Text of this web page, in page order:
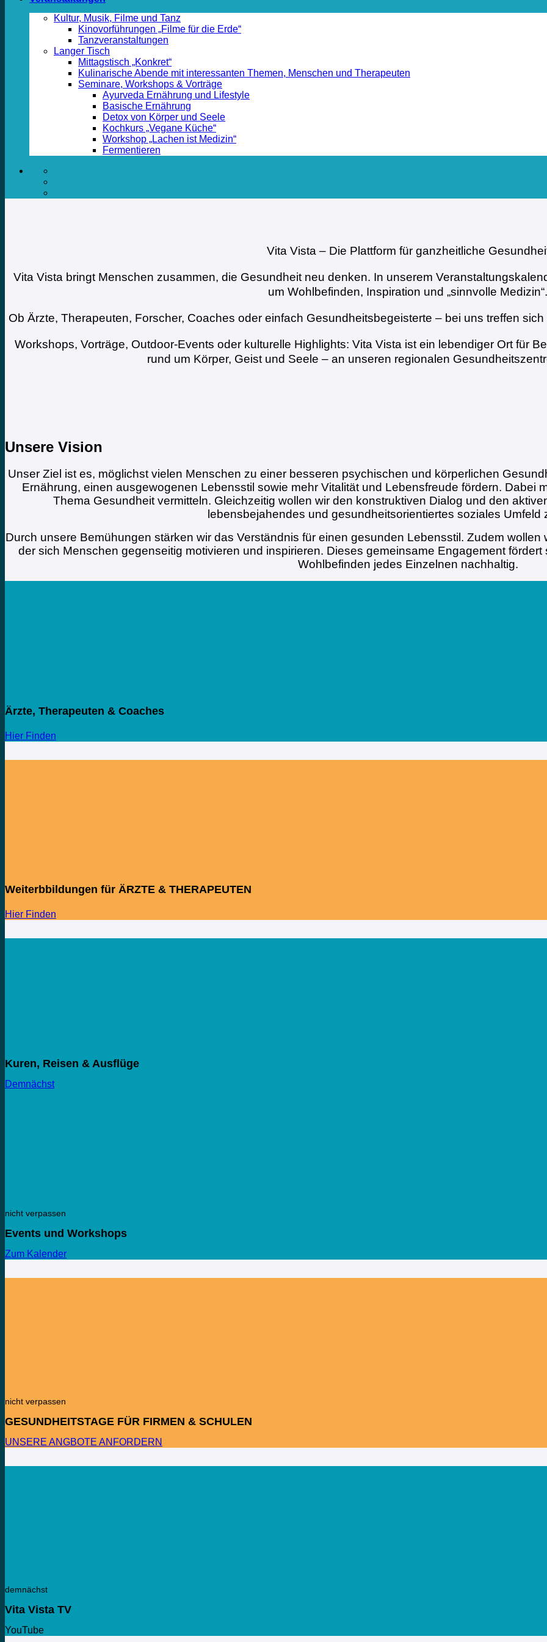
Kultur, Musik, Filme und Tanz
Kinovorführungen „Filme für die Erde“
Tanzveranstaltungen
Langer Tisch
Mittagstisch „Konkret“
Kulinarische Abende mit interessanten Themen, Menschen und Therapeuten
Seminare, Workshops & Vorträge
Ayurveda Ernährung und Lifestyle
Basische Ernährung
Detox von Körper und Seele
Kochkurs „Vegane Küche“
Workshop „Lachen ist Medizin“
Fermentieren
Vita Vista – Die Plattform für ganzheitliche
Vita Vista bringt Menschen zusammen, die Gesundheit neu denken. In unserem
um Wohlbefinden, Inspiration und „sinnvolle Medizin“.
Ob Ärzte, Therapeuten, Forscher, Coaches oder einfach Gesundheitsbegeisterte – bei uns treffen
Workshops, Vorträge, Outdoor-Events oder kulturelle Highlights: Vita Vista ist ein lebendiger Ort für
rund um Körper, Geist und Seele – an unseren regionalen
Unsere Vision
Unser Ziel ist es, möglichst vielen Menschen zu einer besseren psychischen und körperlichen
Ernährung, einen ausgewogenen Lebensstil sowie mehr Vitalität und Lebensfreude fördern. Dabei
Thema Gesundheit vermitteln. Gleichzeitig wollen wir den konstruktiven Dialog und den
lebensbejahendes und gesundheitsorientiertes soziales Umfeld
Durch unsere Bemühungen stärken wir das Verständnis für einen gesunden Lebensstil. Zudem
der sich Menschen gegenseitig motivieren und inspirieren. Dieses gemeinsame Engagement
Wohlbefinden jedes Einzelnen nachhaltig.
Ärzte, Therapeuten & Coaches
Hier Finden
Weiterbbildungen für ÄRZTE & THERAPEUTEN
Hier Finden
Kuren, Reisen & Ausflüge
Demnächst
nicht verpassen
Events und Workshops
Zum Kalender
nicht verpassen
GESUNDHEITSTAGE FÜR FIRMEN & SCHULEN
UNSERE ANGBOTE ANFORDERN
demnächst
Vita Vista TV
YouTube